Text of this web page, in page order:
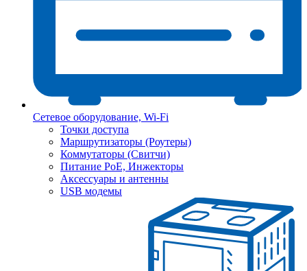
Сетевое оборудование, Wi-Fi
Точки доступа
Маршрутизаторы (Роутеры)
Коммутаторы (Свитчи)
Питание PoE, Инжекторы
Аксессуары и антенны
USB модемы